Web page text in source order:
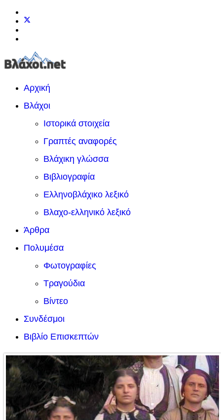
Αρχική
Βλάχοι
Ιστορικά στοιχεία
Γραπτές αναφορές
Βλάχικη γλώσσα
Βιβλιογραφία
Ελληνοβλάχικο λεξικό
Βλαχο-ελληνικό λεξικό
Άρθρα
Πολυμέσα
Φωτογραφίες
Τραγούδια
Βίντεο
Συνδέσμοι
Βιβλίο Επισκεπτών